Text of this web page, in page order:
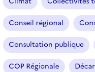
Conseil régional
Consultation publique
COP Régionale